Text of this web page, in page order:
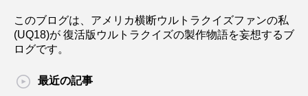
このブログは、アメリカ横断ウルトラクイズファンの私
(UQ18)が 復活版ウルトラクイズの製作物語を妄想するブ
ログです。
最近の記事